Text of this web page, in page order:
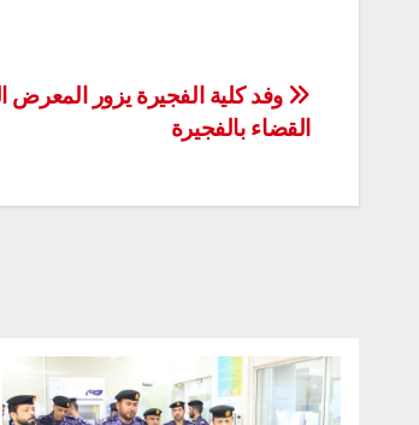
تصفّح
المقالات
وفد كلية الفجيرة يزور المعرض
القضاء بالفجيرة